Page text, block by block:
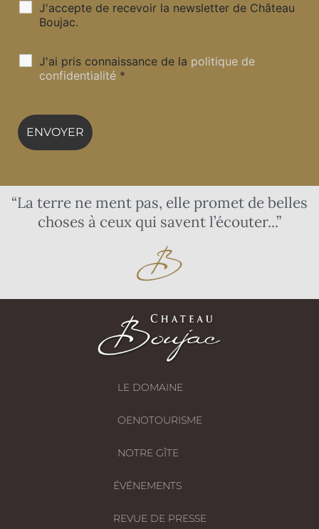
J'accepte de recevoir la newsletter de Château
Boujac.
J'ai pris connaissance de la politique de
confidentialité *
“La terre ne ment pas, elle promet de belles
choses à ceux qui savent l’écouter...”
LE DOMAINE
OENOTOURISME
NOTRE GÎTE
ÉVÉNEMENTS
REVUE DE PRESSE